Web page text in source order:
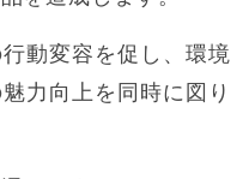
動変容を促し、環境
力向上を同時に図り